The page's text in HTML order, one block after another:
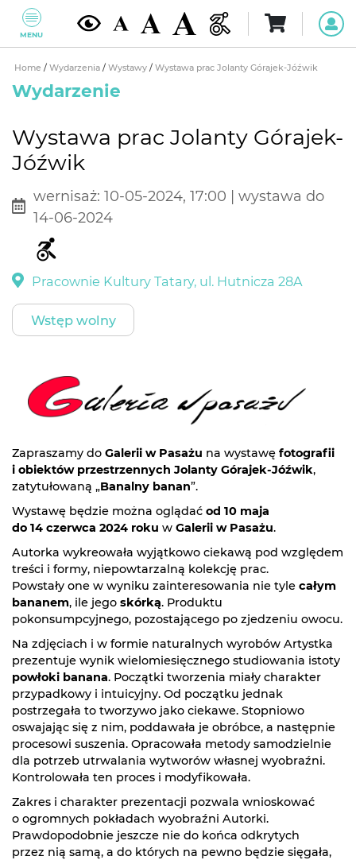
MENU
Home / Wydarzenia / Wystawy / Wystawa prac Jolanty Górajek-Jóźwik
Wydarzenie
Wystawa prac Jolanty Górajek-
Jóźwik
wernisaż: 10-05-2024, 17:00 | wystawa do
14-06-2024
Pracownie Kultury Tatary, ul. Hutnicza 28A
Wstęp wolny
Zapraszamy do Galerii w Pasażu na wystawę fotografii
i obiektów przestrzennych Jolanty Górajek-Jóźwik,
zatytułowaną „Banalny banan”.
Wystawę będzie można oglądać od 10 maja
do 14 czerwca 2024 roku w Galerii w Pasażu.
Autorka wykreowała wyjątkowo ciekawą pod względem
treści i formy, niepowtarzalną kolekcję prac.
Powstały one w wyniku zainteresowania nie tyle całym
bananem, ile jego skórką. Produktu
pokonsumpcyjnego, pozostającego po zjedzeniu owocu.
Na zdjęciach i w formie naturalnych wyrobów Artystka
prezentuje wynik wielomiesięcznego studiowania istoty
powłoki banana. Początki tworzenia miały charakter
przypadkowy i intuicyjny. Od początku jednak
postrzegała to tworzywo jako ciekawe. Stopniowo
oswajając się z nim, poddawała je obróbce, a następnie
procesowi suszenia. Opracowała metody samodzielnie
dla potrzeb utrwalania wytworów własnej wyobraźni.
Kontrolowała ten proces i modyfikowała.
Zakres i charakter prezentacji pozwala wnioskować
o ogromnych pokładach wyobraźni Autorki.
Prawdopodobnie jeszcze nie do końca odkrytych
przez nią samą, a do których na pewno będzie sięgała,